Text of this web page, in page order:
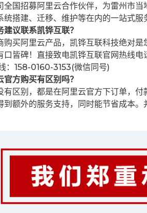
国招募阿里云合作伙伴，为雷州市当
搭建、迁移、维护等在内的一站式服
议联系凯铧互联？
购买阿里云产品，凯铧互联科技绝对
皆碑！直接致电凯铧互联官网热线电
：158-0160-3153(微信同号)
方购买有区别吗？
有区别，都是在阿里云官方下订单，
到额外的服务支持，同时能节省成本